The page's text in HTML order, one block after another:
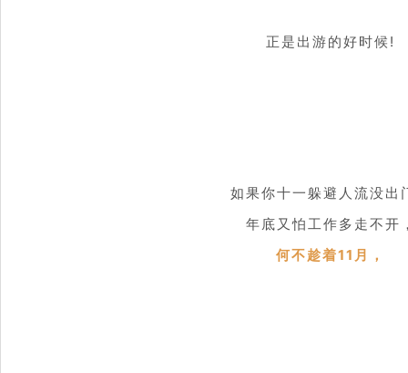
正是出游的好时候!
如果你十一躲避人流没出
年底又怕工作多走不开
何不趁着11月，